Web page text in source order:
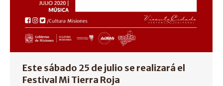
Este sábado 25 de julio se realizará el
Festival Mi Tierra Roja